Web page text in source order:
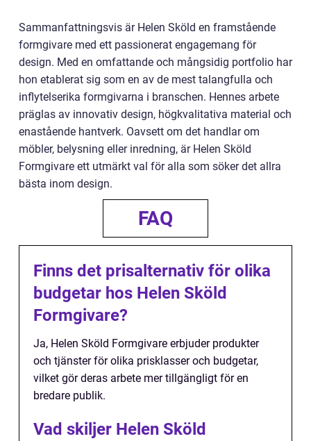
Sammanfattningsvis är Helen Sköld en framstående
formgivare med ett passionerat engagemang för
design. Med en omfattande och mångsidig portfolio har
hon etablerat sig som en av de mest talangfulla och
inflytelserika formgivarna i branschen. Hennes arbete
präglas av innovativ design, högkvalitativa material och
enastående hantverk. Oavsett om det handlar om
möbler, belysning eller inredning, är Helen Sköld
Formgivare ett utmärkt val för alla som söker det allra
bästa inom design.
FAQ
Finns det prisalternativ för olika
budgetar hos Helen Sköld
Formgivare?
Ja, Helen Sköld Formgivare erbjuder produkter
och tjänster för olika prisklasser och budgetar,
vilket gör deras arbete mer tillgängligt för en
bredare publik.
Vad skiljer Helen Sköld